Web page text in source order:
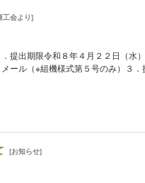
工会より]
提出期限令和８年４月２２日（水
ール（※組機様式第５号のみ）３．
[お知らせ]